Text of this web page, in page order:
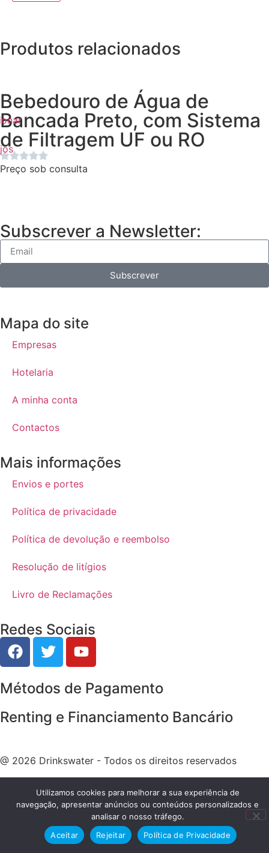
Produtos relacionados
Bebedouro de Água de
Bancada Preto, com Sistema
de Filtragem UF ou RO
Preço sob consulta
Subscrever a Newsletter:
Subscrever
Mapa do site
Empresas
Hotelaria
A minha conta
Contactos
Mais informações
Envios e portes
Política de privacidade
Política de devolução e reembolso
Resolução de litígios
Livro de Reclamações
Redes Sociais
Métodos de Pagamento
Renting e Financiamento Bancário
@ 2026 Drinkswater - Todos os direitos reservados
Utilizamos cookies para melhorar a sua experiência de
navegação, apresentar anúncios ou conteúdos personalizados e
analisar o nosso tráfego.
Aceitar
Rejeitar Política de Privacidade